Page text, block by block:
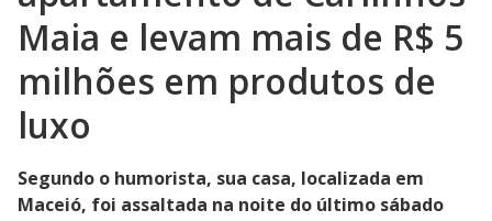
Maia e levam mais de R$ 5
milhões em produtos de
luxo
Segundo o humorista, sua casa, localizada em
Maceió, foi assaltada na noite do último sábado